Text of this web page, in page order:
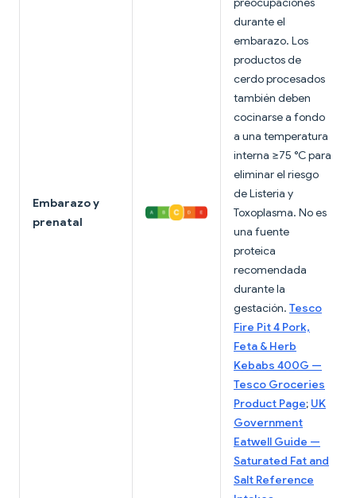
Embarazo y
prenatal
durante el
embarazo. Los
productos de
cerdo procesados
también deben
cocinarse a fondo
a una temperatura
interna ≥75 °C para
eliminar el riesgo
de Listeria y
Toxoplasma. No es
una fuente
proteica
recomendada
durante la
gestación. Tesco
Fire Pit 4 Pork,
Feta & Herb
Kebabs 400G —
Tesco Groceries
Product Page; UK
Government
Eatwell Guide —
Saturated Fat and
Salt Reference